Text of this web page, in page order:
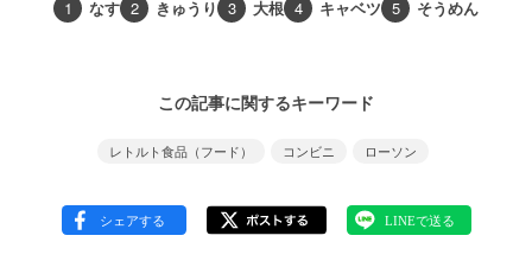
1 なす 2 きゅうり 3 大根 4 キャベツ 5 そうめん
この記事に関するキーワード
レトルト食品（フード） コンビニ ローソン